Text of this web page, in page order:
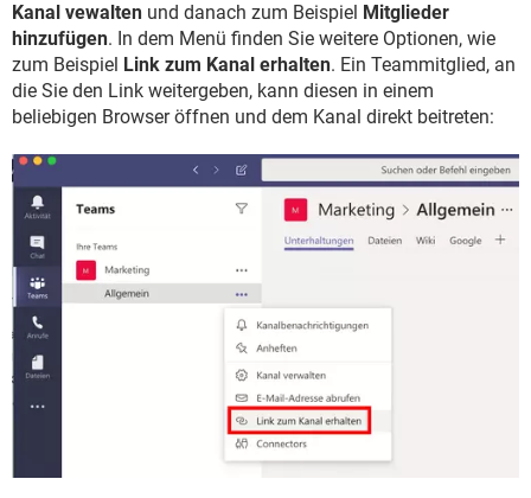
Kanal vewalten und danach zum Beispiel Mitglieder
hinzufügen. In dem Menü finden Sie weitere Optionen, wie
zum Beispiel Link zum Kanal erhalten. Ein Teammitglied, an
die Sie den Link weitergeben, kann diesen in einem
beliebigen Browser öffnen und dem Kanal direkt beitreten: